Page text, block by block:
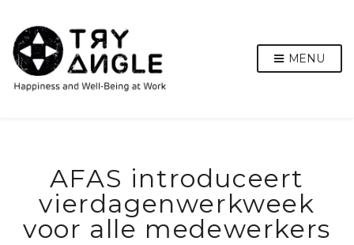
MENU
AFAS introduceert
vierdagenwerkweek
voor alle medewerkers